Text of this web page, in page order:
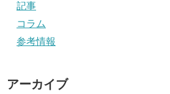
記事
コラム
参考情報
アーカイブ